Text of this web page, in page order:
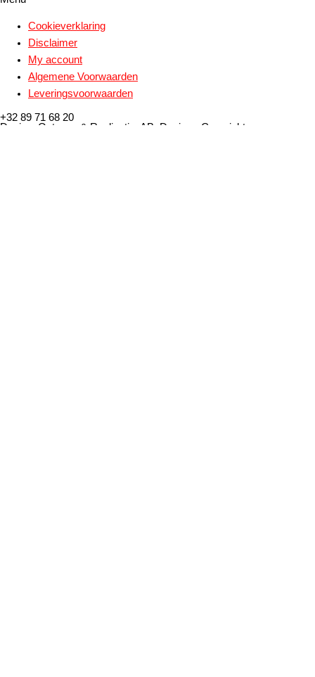
Cookieverklaring
Disclaimer
My account
Algemene Voorwaarden
Leveringsvoorwaarden
+32 89 71 68 20
Design, Ontwerp & Realisatie: ABoDesign - Copyright